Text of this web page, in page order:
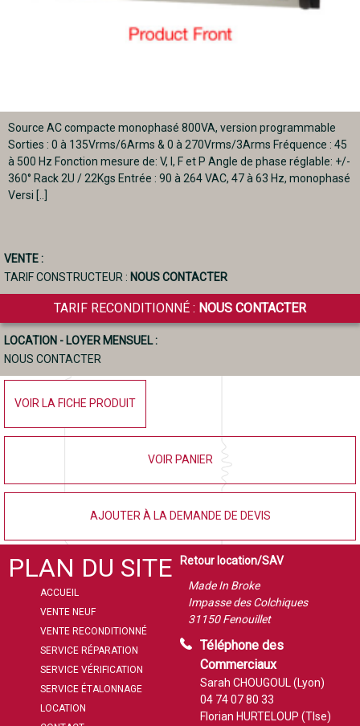
Source AC compacte monophasé 800VA, version programmable
Sorties : 0 à 135Vrms/6Arms & 0 à 270Vrms/3Arms Fréquence : 45
à 500 Hz Fonction mesure de: V, I, F et P Angle de phase réglable: +/-
360° Rack 2U / 22Kgs Entrée : 90 à 264 VAC, 47 à 63 Hz, monophasé
Versi [..]
VENTE :
TARIF CONSTRUCTEUR : NOUS CONTACTER
TARIF RECONDITIONNÉ : NOUS CONTACTER
LOCATION - LOYER MENSUEL :
NOUS CONTACTER
VOIR LA FICHE PRODUIT
VOIR PANIER
AJOUTER À LA DEMANDE DE DEVIS
PLAN DU SITE
ACCUEIL
VENTE NEUF
VENTE RECONDITIONNÉ
SERVICE RÉPARATION
SERVICE VÉRIFICATION
SERVICE ÉTALONNAGE
LOCATION
Retour location/SAV
Made In Broke
Impasse des Colchiques
31150 Fenouillet
Téléphone des
Commerciaux
Sarah CHOUGOUL (Lyon)
04 74 07 80 33
Florian HURTELOUP (Tlse)